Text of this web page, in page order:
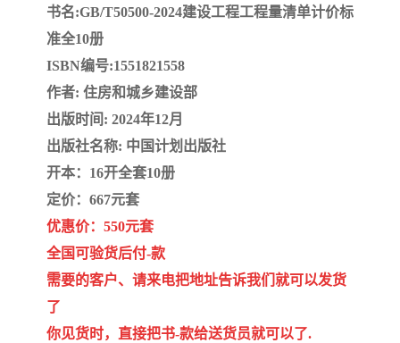
书名:GB/T50500-2024建设工程工程量清单计价标
准全10册
ISBN编号:1551821558
作者: 住房和城乡建设部
出版时间: 2024年12月
出版社名称: 中国计划出版社
开本：16开全套10册
定价：667元套
优惠价：550元套
全国可验货后付-款
需要的客户、请来电把地址告诉我们就可以发货
了
你见货时，直接把书-款给送货员就可以了.
辽宁省工程计价定额 上海建设预算工程定额
江西省建筑工程预算定额
锅炉及压力容器规范国际
性规范ASME
湖北省建设工程预算定额 年考军校教材资料
内蒙古建设工程预算定额
陕西建设工程消耗量定额 新疆建设工程预算定额
贵州水利水电定额